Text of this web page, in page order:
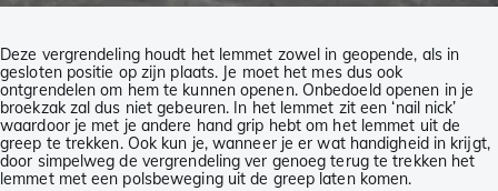
Deze vergrendeling houdt het lemmet zowel in geopende, als in
gesloten positie op zijn plaats. Je moet het mes dus ook
ontgrendelen om hem te kunnen openen. Onbedoeld openen in je
broekzak zal dus niet gebeuren. In het lemmet zit een ‘nail nick’
waardoor je met je andere hand grip hebt om het lemmet uit de
greep te trekken. Ook kun je, wanneer je er wat handigheid in krijgt,
door simpelweg de vergrendeling ver genoeg terug te trekken het
lemmet met een polsbeweging uit de greep laten komen.